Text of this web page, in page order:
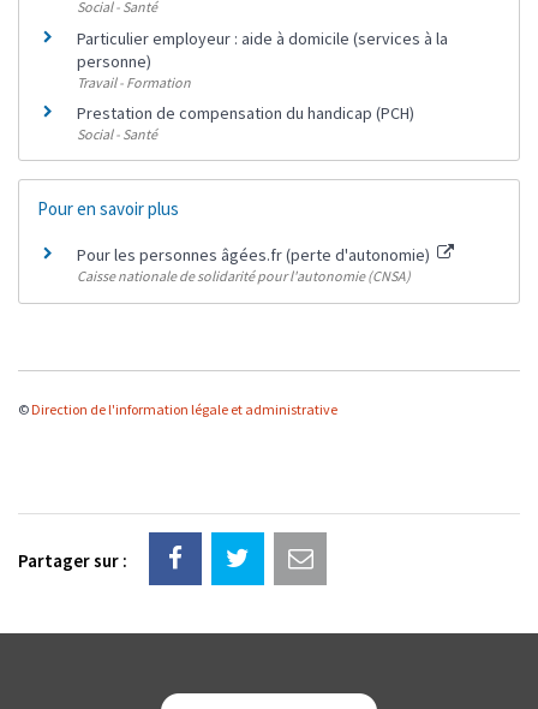
Social - Santé
Particulier employeur : aide à domicile (services à la
personne)
Travail - Formation
Prestation de compensation du handicap (PCH)
Social - Santé
Pour en savoir plus
Pour les personnes âgées.fr (perte d'autonomie)
Caisse nationale de solidarité pour l'autonomie (CNSA)
© Direction de l'information légale et administrative
Partager sur :